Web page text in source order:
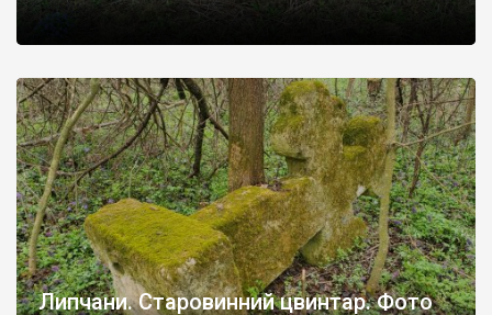
Липчани. Старовинний цвинтар. Фото